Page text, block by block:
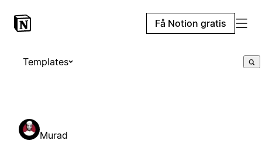
Få Notion gratis
Templates
Murad